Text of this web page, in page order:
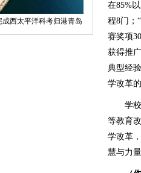
在85%
程8门；
赛奖项
获得推
典型经
学改革的
学校以
等教育
学改革
慧与力量